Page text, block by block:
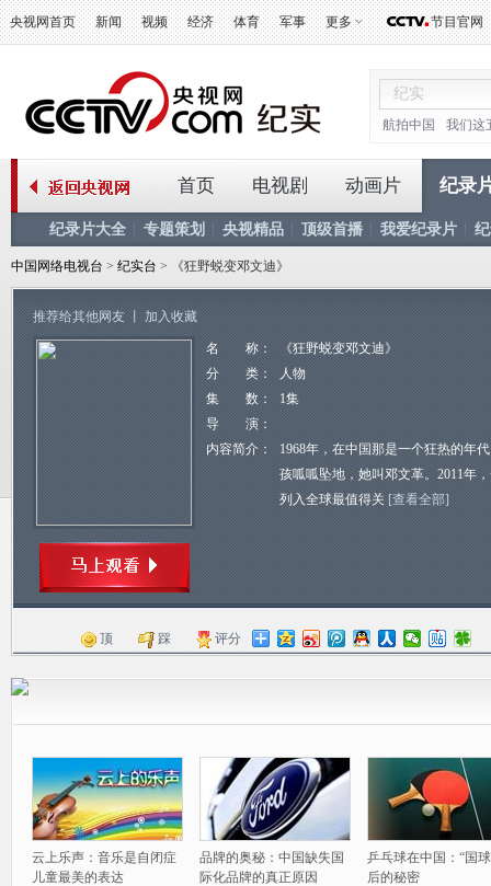
央视网首页 新闻 视频 经济 体育 军事 更多 节目官网
航拍中国 我们这
首页 电视剧 动画片 纪录
纪录片大全 专题策划 央视精品 顶级首播 我爱纪录片
中国网络电视台 > 纪实台 > 《狂野蜕变邓文迪》
推荐给其他网友 加入收藏
名 称：
《狂野蜕变邓文迪》
分 类：
人物
集 数：
1集
导 演：
内容简介：
1968年，在中国那是一个狂热的年
孩呱呱坠地，她叫邓文革。2011年
列入全球最值得关 [查看全部]
顶 踩 评分
云上乐声：音乐是自闭症
儿童最美的表达
品牌的奥秘：中国缺失国
际化品牌的真正原因
乒乓球在中国：“国
后的秘密